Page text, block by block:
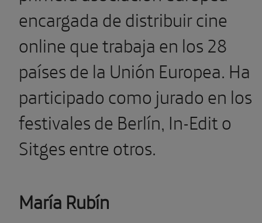
encargada de distribuir cine
online que trabaja en los 28
países de la Unión Europea. Ha
participado como jurado en los
festivales de Berlín, In-Edit o
Sitges entre otros.
María Rubín